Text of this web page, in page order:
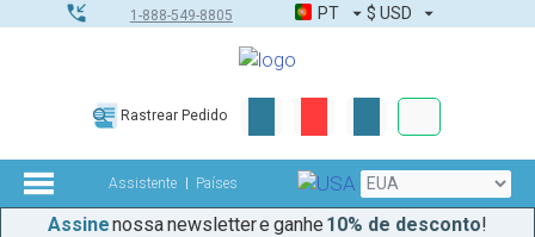
1-888-549-8805 PT $ USD
Rastrear Pedido
Assistente Países
Assinenossa newsletter e ganhe 10% de desconto!